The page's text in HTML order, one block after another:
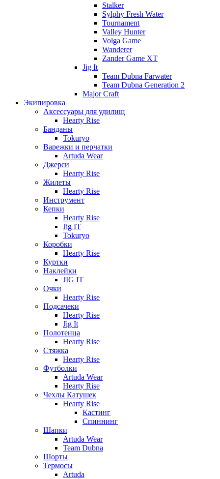
Stalker
Sylphy Fresh Water
Tournament
Valley Hunter
Volga Game
Wanderer
Zander Game XT
Jig It
Team Dubna Farwater
Team Dubna Generation 2
Major Craft
Экипировка
Аксессуары для удилищ
Hearty Rise
Банданы
Tokuryo
Варежки и перчатки
Artuda Wear
Джерси
Hearty Rise
Жилеты
Hearty Rise
Инструмент
Кепки
Hearty Rise
Jig IT
Tokuryo
Коробки
Hearty Rise
Куртки
Наклейки
JIG IT
Очки
Hearty Rise
Подсачеки
Hearty Rise
Jig It
Полотенца
Hearty Rise
Стяжка
Hearty Rise
Футболки
Artuda Wear
Hearty Rise
Чехлы Катушек
Hearty Rise
Кастинг
Спиннинг
Шапки
Artuda Wear
Team Dubna
Шорты
Термосы
Artuda